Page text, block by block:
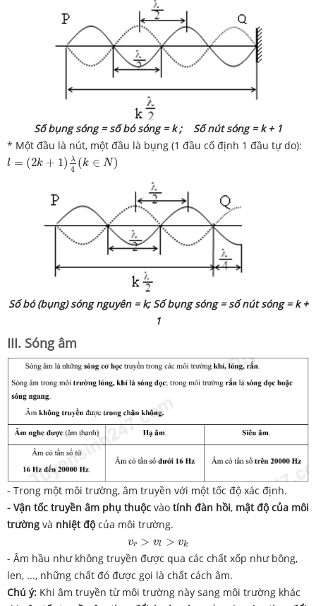
Số bụng sóng = số bó sóng = k ; Số nút sóng = k + 1
* Một đầu là nút, một đầu là bụng (1 đầu cố định 1 đầu tự do):
l = (2k + 1) λ
4 (k ∈ N)
l=(2k+1)λ 4( k∈N)
Số bó (bụng) sóng nguyên = k; Số bụng sóng = số nút sóng = k +
1
III. Sóng âm
- Trong một môi trường, âm truyền với một tốc độ xác định.
- Vận tốc truyền âm phụ thuộc vào tính đàn hồi, mật độ của môi
trường và nhiệt độcủa môi trường.
vr > vl > vk
v >v l> vk
- Âm hầu như không truyền được qua các chất xốp như bông,
len, ..., những chất đó được gọi là chất cách âm.
Chú ý: Khi âm truyền từ môi trường này sang môi trường khác